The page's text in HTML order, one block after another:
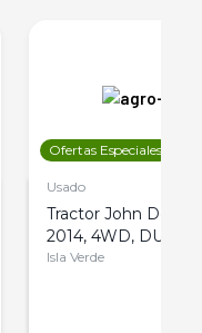
Ofertas Especiales
Usado
Tractor John Deere
2014, 4WD, DUAL
Isla Verde